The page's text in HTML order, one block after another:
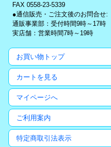
FAX 0558-23-5339
●通信販売・ご注文後のお問合せ:
通販事業部：受付時間9時～17時
実店舗：営業時間7時～19時
お買い物トップ
カートを見る
マイページへ
ご利用案内
特定商取引法表示